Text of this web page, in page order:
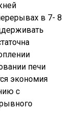
в 7- 8
печи
экономия
с